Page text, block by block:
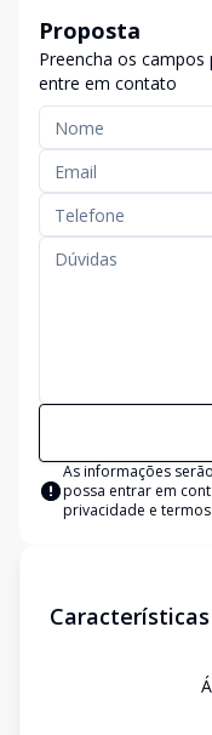
Proposta
Preencha os
entre em contato
As informações
possa entrar em
privacidade e
Características